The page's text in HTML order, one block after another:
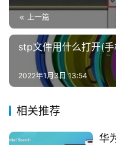
上一篇
stp文件用什么打开(
2022年1月3日 13:54
相关推荐
华